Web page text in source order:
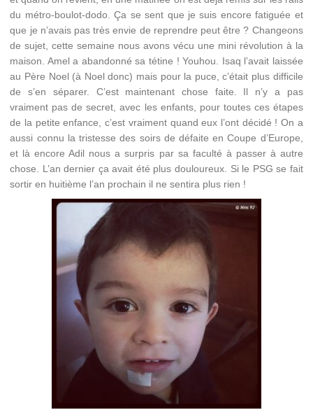
du métro-boulot-dodo. Ça se sent que je suis encore fatiguée et
que je n’avais pas très envie de reprendre peut être ? Changeons
de sujet, cette semaine nous avons vécu une mini révolution à la
maison. Amel a abandonné sa tétine ! Youhou. Isaq l’avait laissée
au Père Noel (à Noel donc) mais pour la puce, c’était plus difficile
de s’en séparer. C’est maintenant chose faite. Il n’y a pas
vraiment pas de secret, avec les enfants, pour toutes ces étapes
de la petite enfance, c’est vraiment quand eux l’ont décidé ! On a
aussi connu la tristesse des soirs de défaite en Coupe d’Europe,
et là encore Adil nous a surpris par sa faculté à passer à autre
chose. L’an dernier ça avait été plus douloureux. Si le PSG se fait
sortir en huitième l’an prochain il ne sentira plus rien !